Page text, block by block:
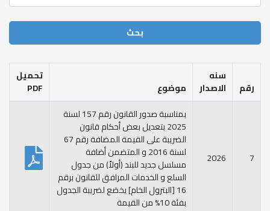
رقم
سنه
الاصدار
موضوع
تحميل
PDF
7
2026
بمناسبة صدور القانون رقم 157 لسنة
2025 بتعديل بعض أحكام قانون
الضريبة على القيمة المضافة رقم 67
لسنة 2016 و المتضمن أضافة
مسلسل جديد للبند (أولاً) من جدول
السلع و الخدمات المرافق للقانون برقم
16 [البترول الخام] يخضع لضريبة الجدول
بفئة 10% من القيمة